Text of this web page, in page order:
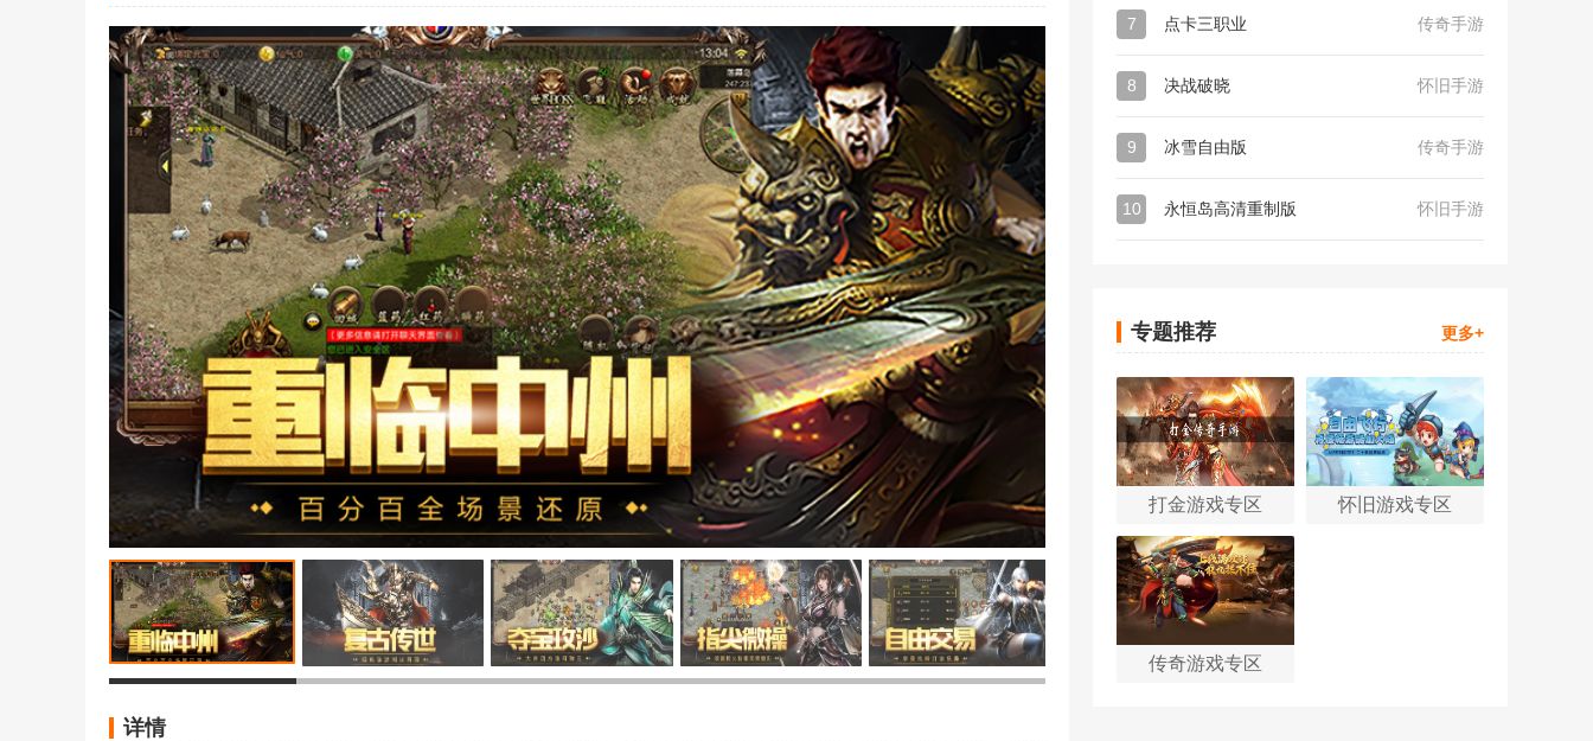
详情
7 点卡三职业 传奇手游
8 决战破晓 怀旧手游
9 冰雪自由版 传奇手游
10 永恒岛高清重制版 怀旧手游
专题推荐 更多+
打金游戏专区 怀旧游戏专区
传奇游戏专区